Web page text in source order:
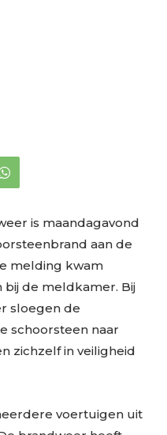
is maandagavond
aan de
melding kwam
bij de meldkamer. Bij
sloegen de
schoorsteen naar
zichzelf in veiligheid
voertuigen uit